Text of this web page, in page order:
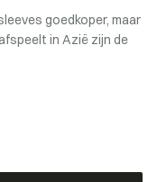
goedkoper, maar
in Azië zijn de